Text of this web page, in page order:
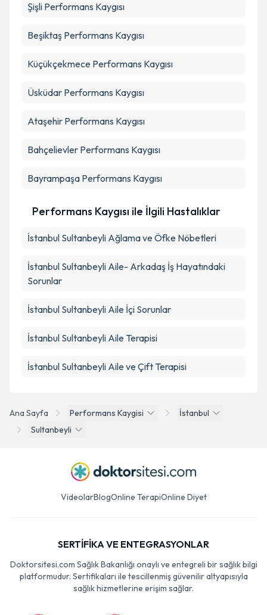
Ana Sayfa Performans Kaygisi
İstanbul
Sultanbeyli
Şişli Performans Kaygısı
Beşiktaş Performans Kaygısı
Küçükçekmece Performans Kaygısı
Üsküdar Performans Kaygısı
Ataşehir Performans Kaygısı
Bahçelievler Performans Kaygısı
Bayrampaşa Performans Kaygısı
Performans Kaygısı ile İlgili Hastalıklar
İstanbul Sultanbeyli Ağlama ve Öfke Nöbetleri
İstanbul Sultanbeyli Aile- Arkadaş İş Hayatındaki
Sorunlar
İstanbul Sultanbeyli Aile İçi Sorunlar
İstanbul Sultanbeyli Aile Terapisi
İstanbul Sultanbeyli Aile ve Çift Terapisi
VideolarBlogOnline TerapiOnline Diyet
SERTİFİKA VE ENTEGRASYONLAR
Doktorsitesi.com Sağlık Bakanlığı onaylı ve entegreli bir sağlık bilgi
platformudur. Sertifikaları ile tescillenmiş güvenilir altyapısıyla
sağlık hizmetlerine erişim sağlar.